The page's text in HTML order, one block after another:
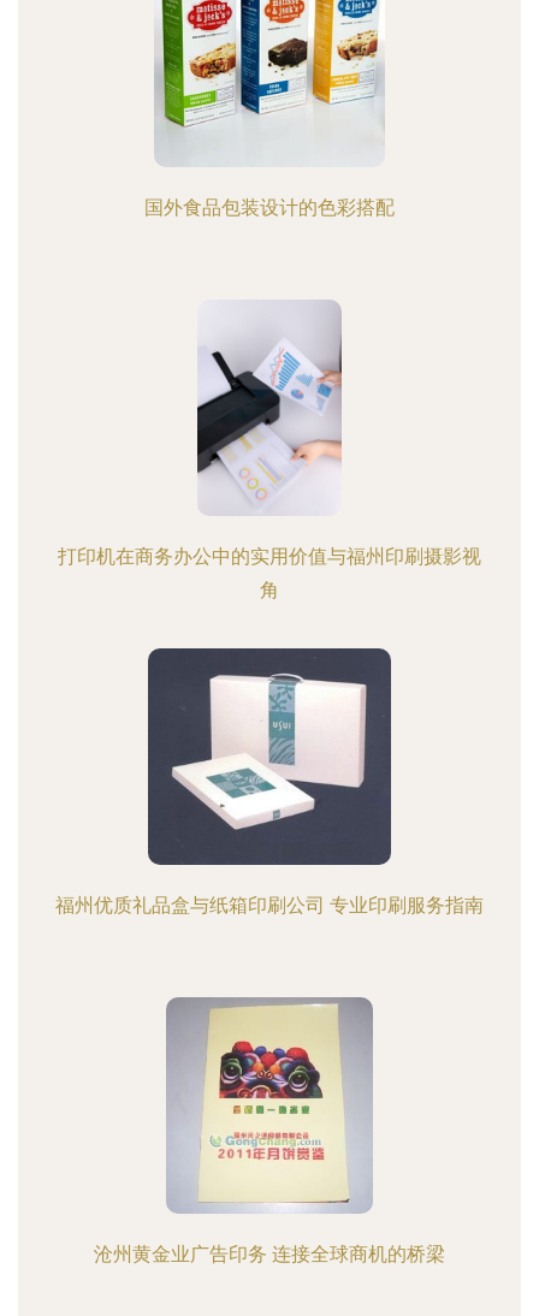
国外食品包装设计的色彩搭配
打印机在商务办公中的实用价值与福州印刷摄影视
角
福州优质礼品盒与纸箱印刷公司 专业印刷服务指南
沧州黄金业广告印务 连接全球商机的桥梁